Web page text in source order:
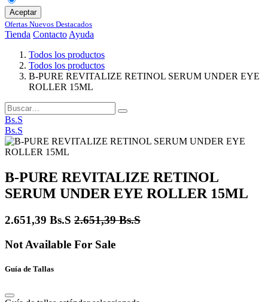
Aceptar
Ofertas Nuevos Destacados
Tienda Contacto Ayuda
Todos los productos
Todos los productos
B-PURE REVITALIZE RETINOL SERUM UNDER EYE
ROLLER 15ML
Bs.S
Bs.S
B-PURE REVITALIZE RETINOL
SERUM UNDER EYE ROLLER 15ML
2.651,39 Bs.S 2.651,39Bs.S
Not Available For Sale
Guía de Tallas